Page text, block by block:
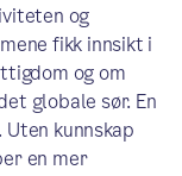
og
fikk innsikt i
og om
globale sør. En
kunnskap
en mer